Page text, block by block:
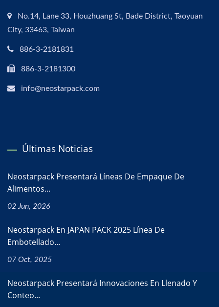
No.14, Lane 33, Houzhuang St, Bade District, Taoyuan
City, 33463, Taiwan
886-3-2181831
886-3-2181300
info@neostarpack.com
Últimas Noticias
Neostarpack Presentará Líneas De Empaque De
Alimentos...
02 Jun, 2026
Neostarpack En JAPAN PACK 2025 Línea De
Embotellado...
07 Oct, 2025
Neostarpack Presentará Innovaciones En Llenado Y
Conteo...